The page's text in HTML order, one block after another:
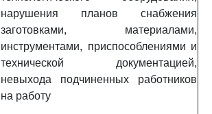
нарушения планов снабжения
заготовками, материалами,
инструментами, приспособлениями и
технической документацией,
невыхода подчиненных работников
на работу